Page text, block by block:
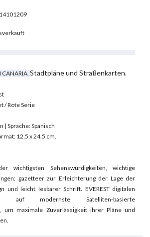
CANARIA. Stadtpläne und Straßenkarten.
/ Rote Serie
| Sprache: Spanisch
12,5 x 24,5 cm.
wichtigsten Sehenswürdigkeiten, wichtige
gazetteer zur Erleichterung der Lage der
und leicht lesbarer Schrift. EVEREST digitalen
auf modernste Satelliten-basierte
um maximale Zuverlässigkeit ihrer Pläne und